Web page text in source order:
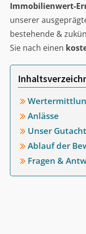
Immobilienwert-
unserer
bestehende &
Sie nach einen
Anlässe
Unser
Ablauf der
Fragen &